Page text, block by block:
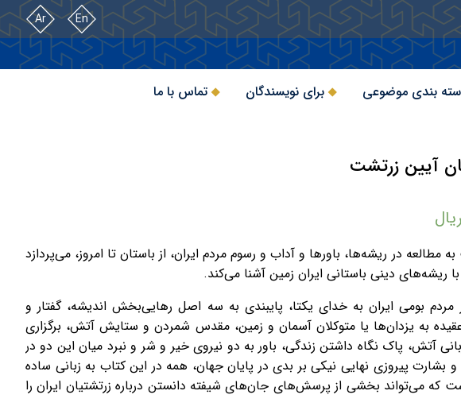
En
Ar
بندی موضوعی برای نویسندگان تماس با ما
آیین زرتشت
ریال
مطالعه در ریشه‌ها، باورها و آداب و رسوم مردم ایران، از باستان تا امروز، می‌پردازد
با ریشه‌های دینی باستانی ایران زمین آشنا می‌کند.
مردم بومی ایران به خدای یکتا، پایبندی به سه اصل رهایی‌بخش اندیشه، گفتار و
به یزدان‌ها یا متوکلان آسمان و زمین، مقدس شمردن و ستایش آتش، برگزاری
آتش، پاک نگاه داشتن زندگی، باور به دو نیروی خیر و شر و نبرد میان این دو در
بشارت پیروزی نهایی نیکی بر بدی در پایان جهان، همه در این کتاب به زبانی ساده
که می‌تواند بخشی از پرسش‌های جان‌های شیفته دانستن درباره زرتشتیان ایران را